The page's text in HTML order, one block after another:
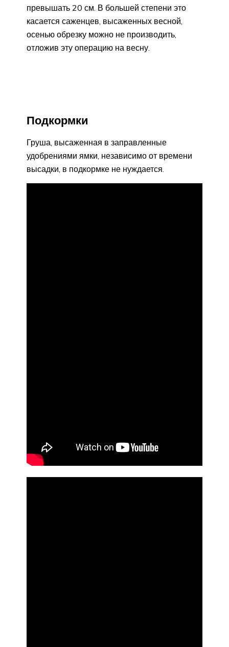
превышать 20 см. В большей степени это
касается саженцев, высаженных весной,
осенью обрезку можно не производить,
отложив эту операцию на весну.
Подкормки
Груша, высаженная в заправленные
удобрениями ямки, независимо от времени
высадки, в подкормке не нуждается.